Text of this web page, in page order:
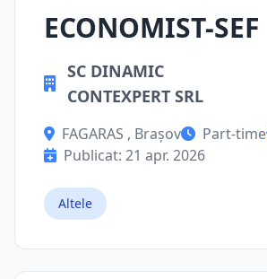
ECONOMIST-SEF
SC DINAMIC
CONTEXPERT SRL
FAGARAS , Brașov Part-time
Publicat: 21 apr. 2026
Altele